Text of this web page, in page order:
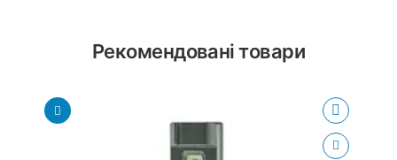
Рекомендовані товари